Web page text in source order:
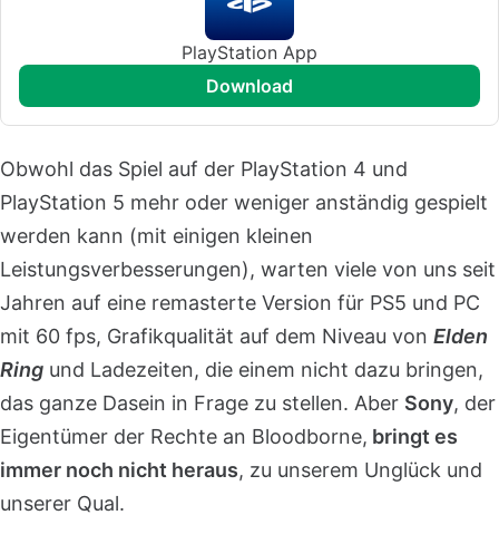
PlayStation App
download
Obwohl das Spiel auf der PlayStation 4 und
PlayStation 5 mehr oder weniger anständig gespielt
werden kann (mit einigen kleinen
Leistungsverbesserungen), warten viele von uns seit
Jahren auf eine remasterte Version für PS5 und PC
mit 60 fps, Grafikqualität auf dem Niveau von Elden
Ring und Ladezeiten, die einem nicht dazu bringen,
das ganze Dasein in Frage zu stellen. Aber Sony, der
Eigentümer der Rechte an Bloodborne, bringt es
immer noch nicht heraus, zu unserem Unglück und
unserer Qual.